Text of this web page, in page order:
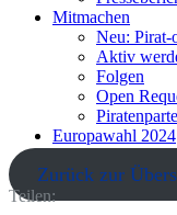
Mitmachen
Neu: Pirat-
Aktiv
Folgen
Open
Europawahl 2024
Zurück zur
Teilen: